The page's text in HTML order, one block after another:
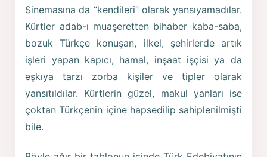
Sinemasına da “kendileri” olarak yansıyamadılar.
Kürtler adab-ı muaşeretten bihaber kaba-saba,
bozuk Türkçe konuşan, ilkel, şehirlerde artık
işleri yapan kapıcı, hamal, inşaat işçisi ya da
eşkıya tarzı zorba kişiler ve tipler olarak
yansıtıldılar. Kürtlerin güzel, makul yanları ise
çoktan Türkçenin içine hapsedilip sahiplenilmişti
bile.